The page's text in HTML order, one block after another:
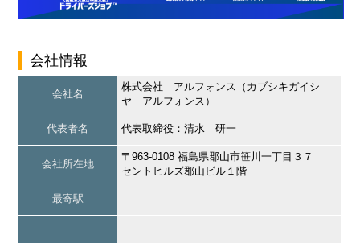
会社情報
会社名
株式会社 アルフォンス（カブシキガイシ
ヤ アルフォンス）
代表者名 代表取締役：清水 研一
会社所在地
〒963-0108 福島県郡山市笹川一丁目３７
セントヒルズ郡山ビル１階
最寄駅